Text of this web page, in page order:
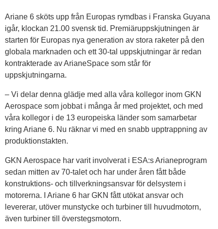
Ariane 6 sköts upp från Europas rymdbas i Franska Guyana
igår, klockan 21.00 svensk tid. Premiäruppskjutningen är
starten för Europas nya generation av stora raketer på den
globala marknaden och ett 30-tal uppskjutningar är redan
kontrakterade av ArianeSpace som står för
uppskjutningarna.
– Vi delar denna glädje med alla våra kollegor inom GKN
Aerospace som jobbat i många år med projektet, och med
våra kollegor i de 13 europeiska länder som samarbetar
kring Ariane 6. Nu räknar vi med en snabb upptrappning av
produktionstakten.
GKN Aerospace har varit involverat i ESA:s Arianeprogram
sedan mitten av 70-talet och har under åren fått både
konstruktions- och tillverkningsansvar för delsystem i
motorerna. I Ariane 6 har GKN fått utökat ansvar och
levererar, utöver munstycke och turbiner till huvudmotorn,
även turbiner till överstegsmotorn.